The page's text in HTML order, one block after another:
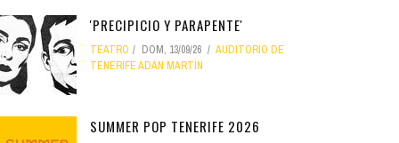
'PRECIPICIO Y PARAPENTE'
TEATRO DOM, 13/09/26
AUDITORIO DE
TENERIFE ADÁN MARTÍN
SUMMER POP TENERIFE 2026